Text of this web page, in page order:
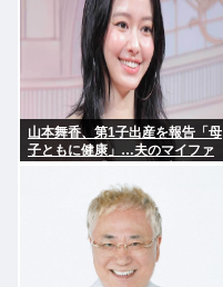
山本舞香、第1子出産を報告「母
子ともに健康」…夫のマイファ
森昌子さんの孫